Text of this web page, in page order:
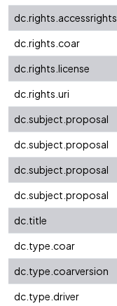
dc.rights.accessrights
dc.rights.coar
dc.rights.license
dc.rights.uri
dc.subject.proposal
dc.subject.proposal
dc.subject.proposal
dc.subject.proposal
dc.title
dc.type.coar
dc.type.coarversion
dc.type.driver